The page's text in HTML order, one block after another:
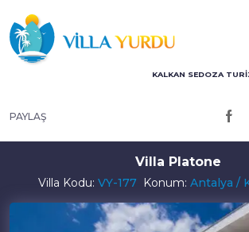
KALKAN SEDOZA
PAYLAŞ
Villa Platone
Villa Kodu: VY-177 Konum: Antalya /